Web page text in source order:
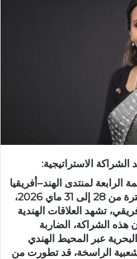
الرابعة لمنتدى الهند–أفريقيا
(IAFS IV) في نيودلهي في الفترة من 28 إلى 31 ماي 2026،
تشهد العلاقات الهندية
هذه الشراكة، الضاربة
عبر المحيط الهندي
الراسخة، قد تطورت من